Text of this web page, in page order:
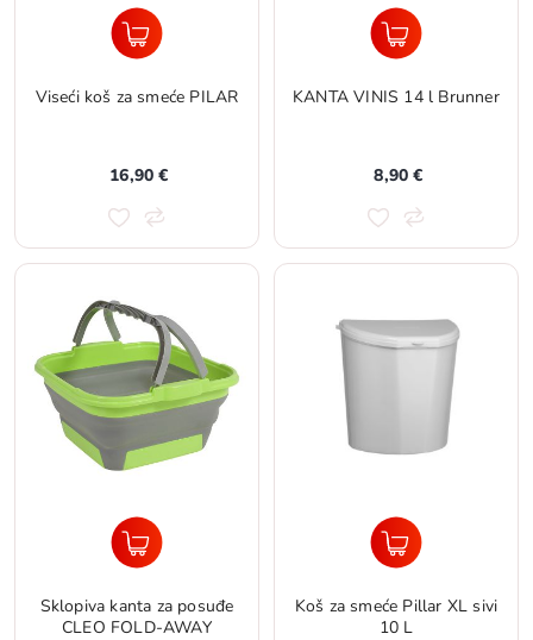
Viseći koš za smeće PILAR
16,90 €
KANTA VINIS 14 l Brunner
8,90 €
Sklopiva kanta za posuđe
CLEO FOLD-AWAY
Koš za smeće Pillar XL sivi
10 L